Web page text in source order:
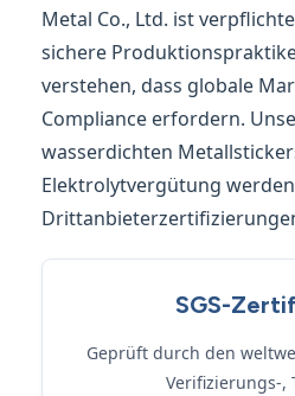
Metal Co., Ltd. ist
sichere
verstehen, dass globale
Compliance erfordern.
wasserdichten
Elektrolytvergütung
SGS-
Geprüft durch den
Verifizierungs-,